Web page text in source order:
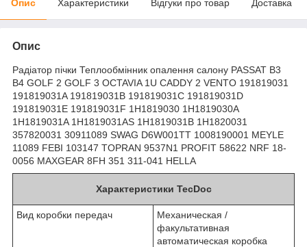
Опис Характеристики Відгуки про товар Доставка
Опис
Радіатор пічки Теплообмінник опалення салону PASSAT B3
B4 GOLF 2 GOLF 3 OCTAVIA 1U CADDY 2 VENTO 191819031
191819031A 191819031B 191819031C 191819031D
191819031E 191819031F 1H1819030 1H1819030A
1H1819031A 1H1819031AS 1H1819031B 1H1820031
357820031 30911089 SWAG D6W001TT 1008190001 MEYLE
11089 FEBI 103147 TOPRAN 9537N1 PROFIT 58622 NRF 18-
0056 MAXGEAR 8FH 351 311-041 HELLA
Характеристики TecDoc
Вид коробки передач
Механическая /
факультативная
автоматическая коробка